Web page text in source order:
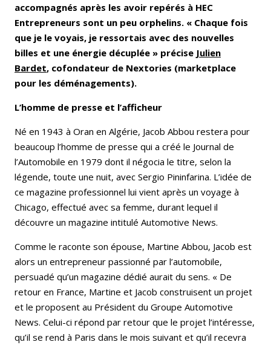
accompagnés après les avoir repérés à HEC
Entrepreneurs sont un peu orphelins. « Chaque fois
que je le voyais, je ressortais avec des nouvelles
billes et une énergie décuplée » précise Julien
Bardet, cofondateur de Nextories (marketplace
pour les déménagements).
L’homme de presse et l’afficheur
Né en 1943 à Oran en Algérie, Jacob Abbou restera pour
beaucoup l’homme de presse qui a créé le Journal de
l’Automobile en 1979 dont il négocia le titre, selon la
légende, toute une nuit, avec Sergio Pininfarina. L’idée de
ce magazine professionnel lui vient après un voyage à
Chicago, effectué avec sa femme, durant lequel il
découvre un magazine intitulé Automotive News.
Comme le raconte son épouse, Martine Abbou, Jacob est
alors un entrepreneur passionné par l’automobile,
persuadé qu’un magazine dédié aurait du sens. « De
retour en France, Martine et Jacob construisent un projet
et le proposent au Président du Groupe Automotive
News. Celui-ci répond par retour que le projet l’intéresse,
qu’il se rend à Paris dans le mois suivant et qu’il recevra